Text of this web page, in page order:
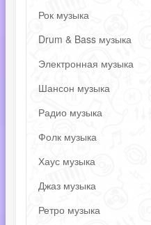
Рок музыка
Drum & Bass музыка
Электронная музыка
Шансон музыка
Радио музыка
Фолк музыка
Хаус музыка
Джаз музыка
Ретро музыка